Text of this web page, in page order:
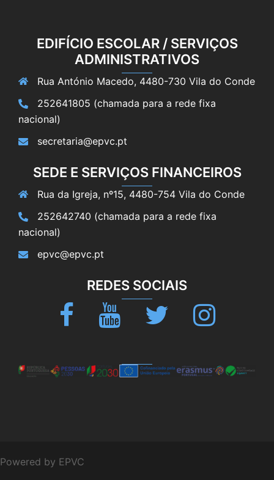
EDIFÍCIO ESCOLAR / SERVIÇOS
ADMINISTRATIVOS
Rua António Macedo, 4480-730 Vila do Conde
252641805 (chamada para a rede fixa
nacional)
secretaria@epvc.pt
SEDE E SERVIÇOS FINANCEIROS
Rua da Igreja, nº15, 4480-754 Vila do Conde
252642740 (chamada para a rede fixa
nacional)
epvc@epvc.pt
REDES SOCIAIS
Facebook Youtube Twitter Instagram
Powered by EPVC